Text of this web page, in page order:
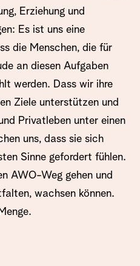
Erziehung und
Es ist uns eine
die Menschen, die für
an diesen Aufgaben
werden. Dass wir ihre
Ziele unterstützen und
Privatleben unter einen
uns, dass sie sich
Sinne gefordert fühlen.
AWO-Weg gehen und
wachsen können.